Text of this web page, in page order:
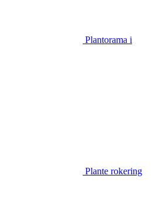
Plantorama i
Plante rokering